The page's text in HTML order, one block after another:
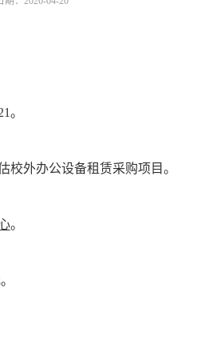
。
校外办公设备租赁采购项目。
。
。